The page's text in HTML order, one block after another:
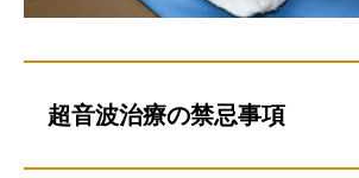
超音波治療の禁忌事項